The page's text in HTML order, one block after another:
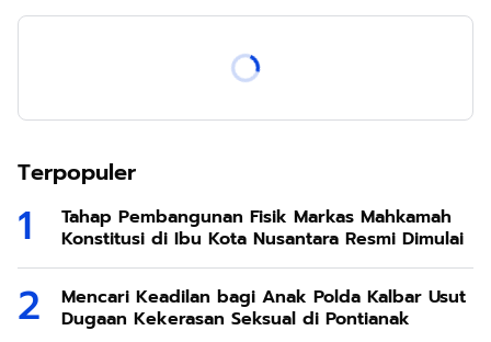
Terpopuler
Tahap Pembangunan Fisik Markas Mahkamah
Konstitusi di Ibu Kota Nusantara Resmi Dimulai
Mencari Keadilan bagi Anak Polda Kalbar Usut
Dugaan Kekerasan Seksual di Pontianak